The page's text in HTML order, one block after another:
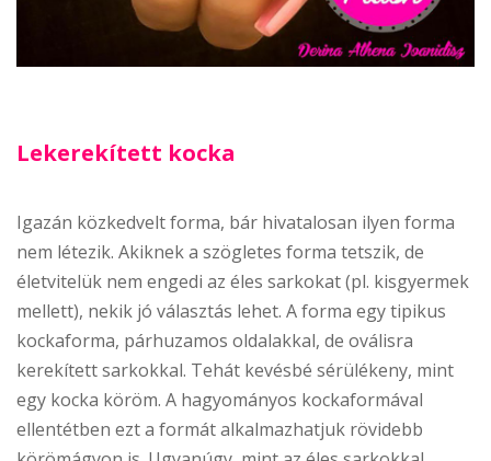
Lekerekített kocka
Igazán közkedvelt forma, bár hivatalosan ilyen forma
nem létezik. Akiknek a szögletes forma tetszik, de
életvitelük nem engedi az éles sarkokat (pl. kisgyermek
mellett), nekik jó választás lehet. A forma egy tipikus
kockaforma, párhuzamos oldalakkal, de oválisra
kerekített sarkokkal. Tehát kevésbé sérülékeny, mint
egy kocka köröm. A hagyományos kockaformával
ellentétben ezt a formát alkalmazhatjuk rövidebb